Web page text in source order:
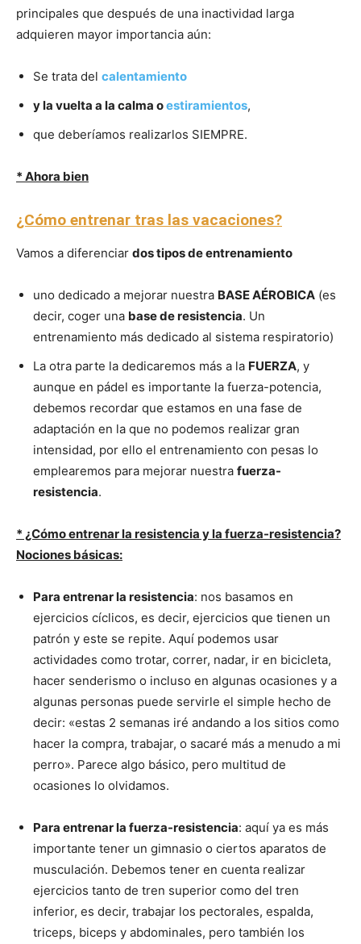
principales que después de una inactividad larga
adquieren mayor importancia aún:
Se trata del calentamiento
y la vuelta a la calma oestiramientos,
que deberíamos realizarlos SIEMPRE.
* Ahora bien
¿Cómo entrenar tras las vacaciones?
Vamos a diferenciar dos tipos de entrenamiento
uno dedicado a mejorar nuestra BASE AÉROBICA (es
decir, coger una base de resistencia. Un
entrenamiento más dedicado al sistema respiratorio)
La otra parte la dedicaremos más a la FUERZA, y
aunque en pádel es importante la fuerza-potencia,
debemos recordar que estamos en una fase de
adaptación en la que no podemos realizar gran
intensidad, por ello el entrenamiento con pesas lo
emplearemos para mejorar nuestra fuerza-
resistencia.
* ¿Cómo entrenar la resistencia y la fuerza-resistencia?
Nociones básicas:
Para entrenar la resistencia: nos basamos en
ejercicios cíclicos, es decir, ejercicios que tienen un
patrón y este se repite. Aquí podemos usar
actividades como trotar, correr, nadar, ir en bicicleta,
hacer senderismo o incluso en algunas ocasiones y a
algunas personas puede servirle el simple hecho de
decir: «estas 2 semanas iré andando a los sitios como
hacer la compra, trabajar, o sacaré más a menudo a mi
perro». Parece algo básico, pero multitud de
ocasiones lo olvidamos.
Para entrenar la fuerza-resistencia: aquí ya es más
importante tener un gimnasio o ciertos aparatos de
musculación. Debemos tener en cuenta realizar
ejercicios tanto de tren superior como del tren
inferior, es decir, trabajar los pectorales, espalda,
triceps, biceps y abdominales, pero también los